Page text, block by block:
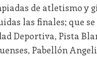
de atletismo y
las finales; que
Deportiva, Pista
Pabellón